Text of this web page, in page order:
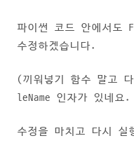
파이썬 코드 안에서도
수정하겠습니다.
(끼워넣기 함수 말고
leName 인자가 있네요
수정을 마치고 다시 실